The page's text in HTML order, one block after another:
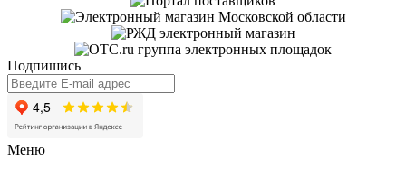
Подпишись
Меню